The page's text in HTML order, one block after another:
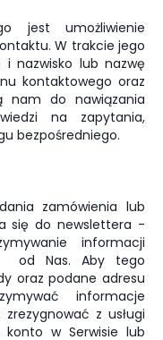
jest umożliwienie
W trakcie jego
nazwisko lub nazwę
kontaktowego oraz
nam do nawiązania
na zapytania,
bezpośredniego.
zamówienia lub
się do newslettera -
informacji
od Nas. Aby tego
oraz podane adresu
informacje
z usługi
w Serwisie lub